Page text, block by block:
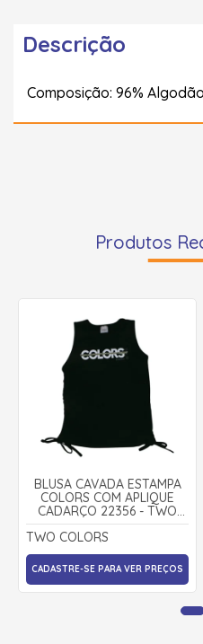
Descrição
Composição: 96%
Produtos
BLUSA CAVADA ESTAMPA
COLORS COM APLIQUE
CADARÇO 22356 - TWO
COLORS
TWO COLORS
CADASTRE-SE PARA VER PREÇOS